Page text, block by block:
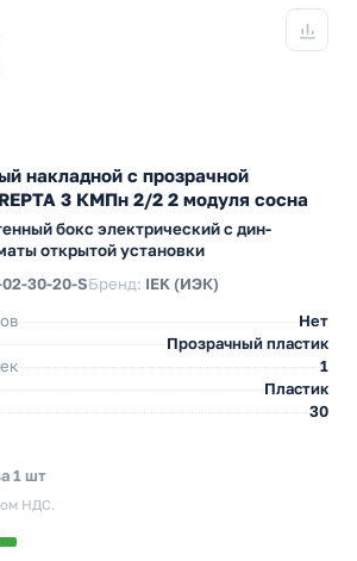
накладной с прозрачной
3 КМПн 2/2 2 модуля сосна
бокс электрический с дин-
открытой установки
30-20-SБренд: IEK (ИЭК)
Нет
Прозрачный пластик
1
Пластик
30
1 шт
НДС.